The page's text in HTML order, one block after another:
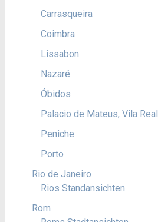
Carrasqueira
Coimbra
Lissabon
Nazaré
Óbidos
Palacio de Mateus, Vila Real
Peniche
Porto
Rio de Janeiro
Rios Standansichten
Rom